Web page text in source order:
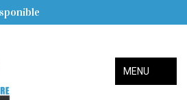
MENU